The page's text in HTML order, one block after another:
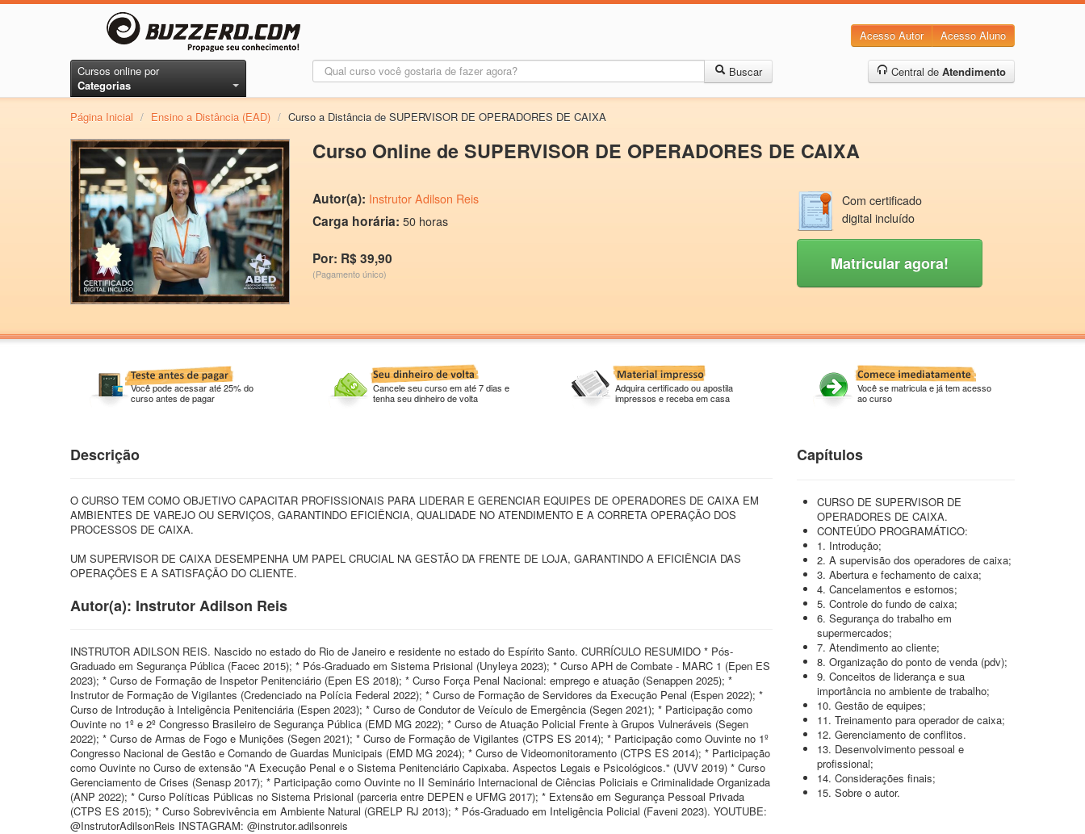
Acesso Autor Acesso Aluno
Cursos online por
Categorias
Buscar Central de Atendimento
Página Inicial / Ensino a Distância (EAD) / Curso a Distância de SUPERVISOR DE OPERADORES DE CAIXA
Curso Online de SUPERVISOR DE OPERADORES DE CAIXA
Autor(a): Instrutor Adilson Reis
Carga horária: 50 horas
Por: R$ 39,90
(Pagamento único)
Com certificado
digital incluído
Matricular agora!
Você pode acessar até 25% do
curso antes de pagar
Cancele seu curso em até 7 dias e
tenha seu dinheiro de volta
Adquira certificado ou apostila
impressos e receba em casa
Você se matricula e já tem acesso
ao curso
Descrição
O CURSO TEM COMO OBJETIVO CAPACITAR PROFISSIONAIS PARA LIDERAR E GERENCIAR EQUIPES DE OPERADORES DE CAIXA EM
AMBIENTES DE VAREJO OU SERVIÇOS, GARANTINDO EFICIÊNCIA, QUALIDADE NO ATENDIMENTO E A CORRETA OPERAÇÃO DOS
PROCESSOS DE CAIXA.
UM SUPERVISOR DE CAIXA DESEMPENHA UM PAPEL CRUCIAL NA GESTÃO DA FRENTE DE LOJA, GARANTINDO A EFICIÊNCIA DAS
OPERAÇÕES E A SATISFAÇÃO DO CLIENTE.
Autor(a): Instrutor Adilson Reis
INSTRUTOR ADILSON REIS. Nascido no estado do Rio de Janeiro e residente no estado do Espírito Santo. CURRÍCULO RESUMIDO * Pós-
Graduado em Segurança Pública (Facec 2015); * Pós-Graduado em Sistema Prisional (Unyleya 2023); * Curso APH de Combate - MARC 1 (Epen ES
2023); * Curso de Formação de Inspetor Penitenciário (Epen ES 2018); * Curso Força Penal Nacional: emprego e atuação (Senappen 2025); *
Instrutor de Formação de Vigilantes (Credenciado na Polícia Federal 2022); * Curso de Formação de Servidores da Execução Penal (Espen 2022); *
Curso de Introdução à Inteligência Penitenciária (Espen 2023); * Curso de Condutor de Veículo de Emergência (Segen 2021); * Participação como
Ouvinte no 1º e 2º Congresso Brasileiro de Segurança Pública (EMD MG 2022); * Curso de Atuação Policial Frente à Grupos Vulneráveis (Segen
2022); * Curso de Armas de Fogo e Munições (Segen 2021); * Curso de Formação de Vigilantes (CTPS ES 2014); * Participação como Ouvinte no 1º
Congresso Nacional de Gestão e Comando de Guardas Municipais (EMD MG 2024); * Curso de Videomonitoramento (CTPS ES 2014); * Participação
como Ouvinte no Curso de extensão "A Execução Penal e o Sistema Penitenciário Capixaba. Aspectos Legais e Psicológicos." (UVV 2019) * Curso
Gerenciamento de Crises (Senasp 2017); * Participação como Ouvinte no II Seminário Internacional de Ciências Policiais e Criminalidade Organizada
(ANP 2022); * Curso Políticas Públicas no Sistema Prisional (parceria entre DEPEN e UFMG 2017); * Extensão em Segurança Pessoal Privada
(CTPS ES 2015); * Curso Sobrevivência em Ambiente Natural (GRELP RJ 2013); * Pós-Graduado em Inteligência Policial (Faveni 2023). YOUTUBE:
@InstrutorAdilsonReis INSTAGRAM: @instrutor.adilsonreis
Capítulos
CURSO DE SUPERVISOR DE
OPERADORES DE CAIXA.
CONTEÚDO PROGRAMÁTICO:
1. Introdução;
2. A supervisão dos operadores de caixa;
3. Abertura e fechamento de caixa;
4. Cancelamentos e estornos;
5. Controle do fundo de caixa;
6. Segurança do trabalho em
supermercados;
7. Atendimento ao cliente;
8. Organização do ponto de venda (pdv);
9. Conceitos de liderança e sua
importância no ambiente de trabalho;
10. Gestão de equipes;
11. Treinamento para operador de caixa;
12. Gerenciamento de conflitos.
13. Desenvolvimento pessoal e
profissional;
14. Considerações finais;
15. Sobre o autor.